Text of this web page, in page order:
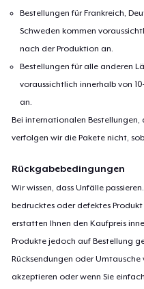
Bestellungen für Frankreich,
Schweden kommen
nach der Produktion an.
Bestellungen für alle anderen
voraussichtlich innerhalb von
an.
Bei internationalen Bestellungen,
verfolgen wir die Pakete nicht,
Rückgabebedingungen
Wir wissen, dass Unfälle
bedrucktes oder defektes
erstatten Ihnen den Kaufpreis
Produkte jedoch auf Bestellung
Rücksendungen oder
akzeptieren oder wenn Sie